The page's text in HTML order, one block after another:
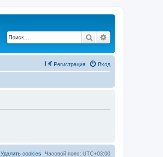
Поиск
Вход
Регистрация
Часовой пояс: UTC+03:00
Удалить cookies